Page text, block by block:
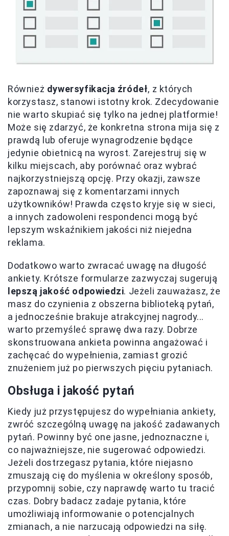
Również dywersyfikacja źródeł, z których
korzystasz, stanowi istotny krok. Zdecydowanie
nie warto skupiać się tylko na jednej platformie!
Może się zdarzyć, że konkretna strona mija się z
prawdą lub oferuje wynagrodzenie będące
jedynie obietnicą na wyrost. Zarejestruj się w
kilku miejscach, aby porównać oraz wybrać
najkorzystniejszą opcję. Przy okazji, zawsze
zapoznawaj się z komentarzami innych
użytkowników! Prawda często kryje się w sieci,
a innych zadowoleni respondenci mogą być
lepszym wskaźnikiem jakości niż niejedna
reklama.
Dodatkowo warto zwracać uwagę na długość
ankiety. Krótsze formularze zazwyczaj sugerują
lepszą jakość odpowiedzi. Jeżeli zauważasz, że
masz do czynienia z obszerna biblioteką pytań,
a jednocześnie brakuje atrakcyjnej nagrody...
warto przemyśleć sprawę dwa razy. Dobrze
skonstruowana ankieta powinna angażować i
zachęcać do wypełnienia, zamiast grozić
znużeniem już po pierwszych pięciu pytaniach.
Obsługa i jakość pytań
Kiedy już przystępujesz do wypełniania ankiety,
zwróć szczególną uwagę na jakość zadawanych
pytań. Powinny być one jasne, jednoznaczne i,
co najważniejsze, nie sugerować odpowiedzi.
Jeżeli dostrzegasz pytania, które niejasno
zmuszają cię do myślenia w określony sposób,
przypomnij sobie, czy naprawdę warto tu tracić
czas. Dobry badacz zadaje pytania, które
umożliwiają informowanie o potencjalnych
zmianach, a nie narzucają odpowiedzi na siłę.